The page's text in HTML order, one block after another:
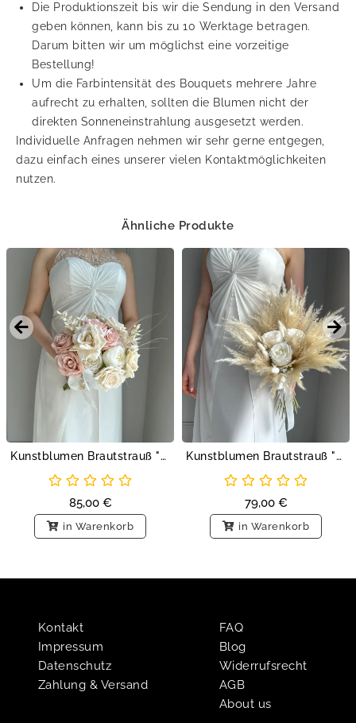
Die Produktionszeit bis wir die Sendung in den Versand
geben können, kann bis zu 10 Werktage betragen.
Darum bitten wir um möglichst eine vorzeitige
Bestellung!
Um die Farbintensität des Bouquets mehrere Jahre
aufrecht zu erhalten, sollten die Blumen nicht der
direkten Sonneneinstrahlung ausgesetzt werden.
Individuelle Anfragen nehmen wir sehr gerne entgegen,
dazu einfach eines unserer vielen Kontaktmöglichkeiten
nutzen.
Ähnliche Produkte
Kunstblumen Brautstrauß "Rosen und Orchidee"
85,00 €
in Warenkorb
Kunstblumen Brautstrauß "Rosen und Pampas"
79,00 €
in Warenkorb
Kontakt
Impressum
Datenschutz
Zahlung & Versand
FAQ
Blog
Widerrufsrecht
AGB
About us